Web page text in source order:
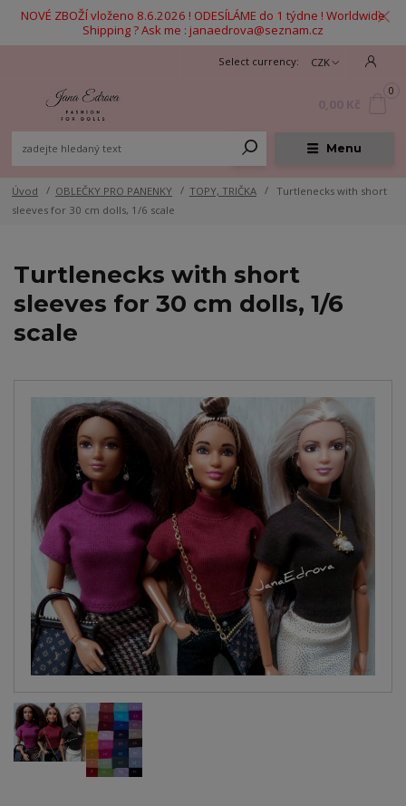
NOVÉ ZBOŽÍ vloženo 8.6.2026 ! ODESÍLÁME do 1 týdne ! Worldwide
Shipping ? Ask me : janaedrova@seznam.cz
Menu
CZK
0
Úvod OBLEČKY PRO PANENKY TOPY, TRIČKA
Turtlenecks with short
sleeves for 30 cm dolls, 1/6 scale
Turtlenecks with short
sleeves for 30 cm dolls, 1/6
scale